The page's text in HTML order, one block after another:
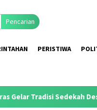
Pencarian
PERISTIWA
Desa 2026